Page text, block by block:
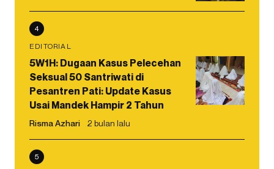
4
EDITORIAL
5W1H: Dugaan Kasus Pelecehan
Seksual 50 Santriwati di
Pesantren Pati: Update Kasus
Usai Mandek Hampir 2 Tahun
Risma Azhari 2 bulan lalu
5